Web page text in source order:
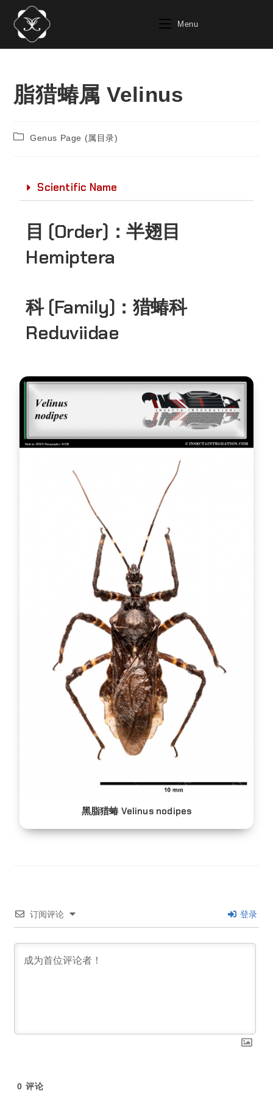
Menu
脂猎蝽属 Velinus
Genus Page (属目录)
Scientific Name
目 (Order)：半翅目
Hemiptera
科 (Family)： 猎蝽科
Reduviidae
黑脂猎蝽 Velinus nodipes
订阅评论 登录
0 评论